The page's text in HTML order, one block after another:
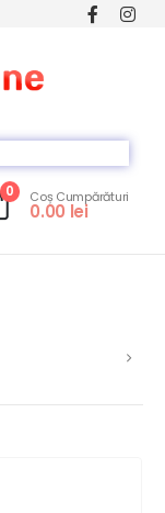
0 Coș Cumpărături
0.00 lei